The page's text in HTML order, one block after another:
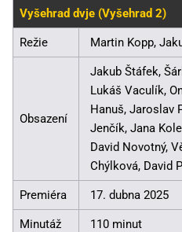
Vyšehrad dvje (Vyšehrad 2)
Režie Martin Kopp,
Obsazení
Jakub Štáfek,
Lukáš Vaculík,
Hanuš, Jaroslav
Jenčík, Jana
David Novotný,
Chýlková, David
Premiéra 17. dubna 2025
Minutáž 110 minut